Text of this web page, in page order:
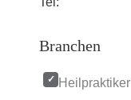
Branchen
Heilpraktiker